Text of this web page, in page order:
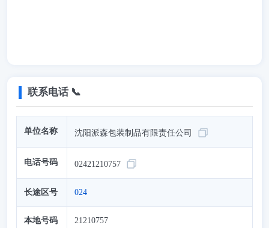
联系电话 📞
单位名称 沈阳派森包装制品有限责任公司
电话号码 02421210757
长途区号 024
本地号码 21210757